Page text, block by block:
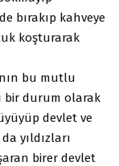
bırakıp kahveye
koşturarak
bu mutlu
bir durum olarak
devlet ve
yıldızları
birer devlet